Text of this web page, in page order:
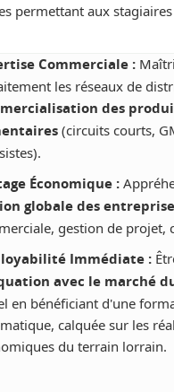
permettant aux stagiaires
Commerciale :
les réseaux de
des
(circuits courts,
Économique :
globale des
gestion de projet,
Immédiate :
avec le marché
en bénéficiant d'une
calquée sur les
du terrain lorrain.